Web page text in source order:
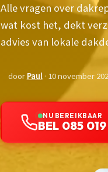
Alle vragen over
wat kost het, dekt
advies van lokale
doorPaul· 10 november
NU BEREIKBAAR
BEL 085